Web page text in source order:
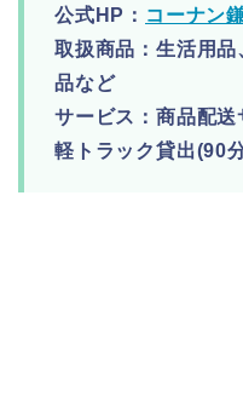
公式HP： コーナン
取扱商品：生活用品
品など
サービス：商品配送
軽トラック貸出(90